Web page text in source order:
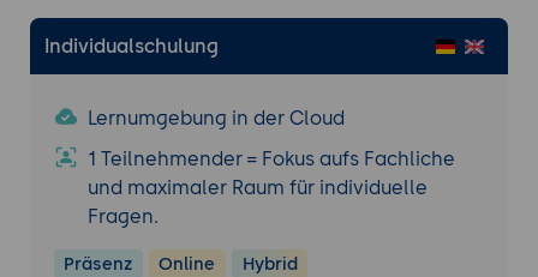
Individualschulung
Lernumgebung in der Cloud
1 Teilnehmender = Fokus aufs Fachliche
und maximaler Raum für individuelle
Fragen.
Präsenz Online Hybrid